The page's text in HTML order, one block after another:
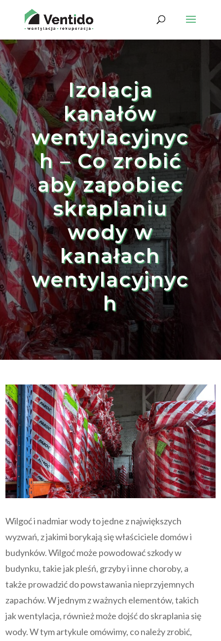
Izolacja
kanałów
wentylacyjnyc
h – Co zrobić
aby zapobiec
skraplaniu
wody w
kanałach
wentylacyjnyc
h
Wilgoć i nadmiar wody to jedne z największych
wyzwań, z jakimi borykają się właściciele domów i
budynków. Wilgoć może powodować szkody w
budynku, takie jak pleśń, grzyby i inne choroby, a
także prowadzić do powstawania nieprzyjemnych
zapachów. W jednym z ważnych elementów, takich
jak wentylacja, również może dojść do skraplania się
wody. W tym artykule omówimy, co należy zrobić,